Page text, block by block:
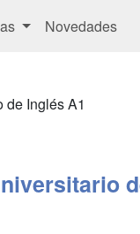
Novedades
de Inglés A1